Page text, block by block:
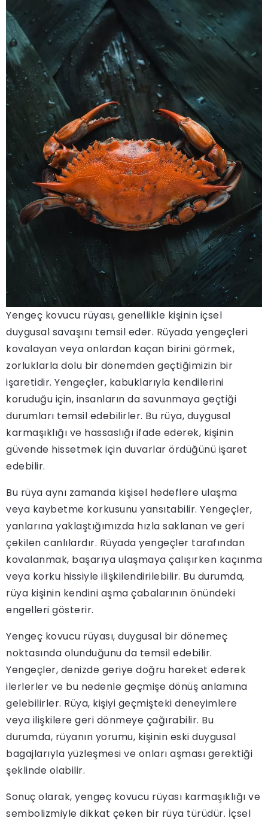
Yengeç kovucu rüyası, genellikle kişinin içsel
duygusal savaşını temsil eder. Rüyada yengeçleri
kovalayan veya onlardan kaçan birini görmek,
zorluklarla dolu bir dönemden geçtiğimizin bir
işaretidir. Yengeçler, kabuklarıyla kendilerini
koruduğu için, insanların da savunmaya geçtiği
durumları temsil edebilirler. Bu rüya, duygusal
karmaşıklığı ve hassaslığı ifade ederek, kişinin
güvende hissetmek için duvarlar ördüğünü işaret
edebilir.
Bu rüya aynı zamanda kişisel hedeflere ulaşma
veya kaybetme korkusunu yansıtabilir. Yengeçler,
yanlarına yaklaştığımızda hızla saklanan ve geri
çekilen canlılardır. Rüyada yengeçler tarafından
kovalanmak, başarıya ulaşmaya çalışırken kaçınma
veya korku hissiyle ilişkilendirilebilir. Bu durumda,
rüya kişinin kendini aşma çabalarının önündeki
engelleri gösterir.
Yengeç kovucu rüyası, duygusal bir dönemeç
noktasında olunduğunu da temsil edebilir.
Yengeçler, denizde geriye doğru hareket ederek
ilerlerler ve bu nedenle geçmişe dönüş anlamına
gelebilirler. Rüya, kişiyi geçmişteki deneyimlere
veya ilişkilere geri dönmeye çağırabilir. Bu
durumda, rüyanın yorumu, kişinin eski duygusal
bagajlarıyla yüzleşmesi ve onları aşması gerektiği
şeklinde olabilir.
Sonuç olarak, yengeç kovucu rüyası karmaşıklığı ve
sembolizmiyle dikkat çeken bir rüya türüdür. İçsel